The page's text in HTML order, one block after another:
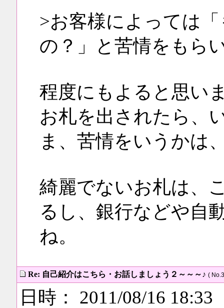
>お客様によっては
の？」と苦情をもら
程度にもよると思い
お札を出されたら、
ま、苦情をいうかは
綺麗でないお札は、
るし、銀行などや自
ね。
Re: 自己紹介はこちら・お話しましょう２～～～♪ (
日時： 2011/08/16 18:33